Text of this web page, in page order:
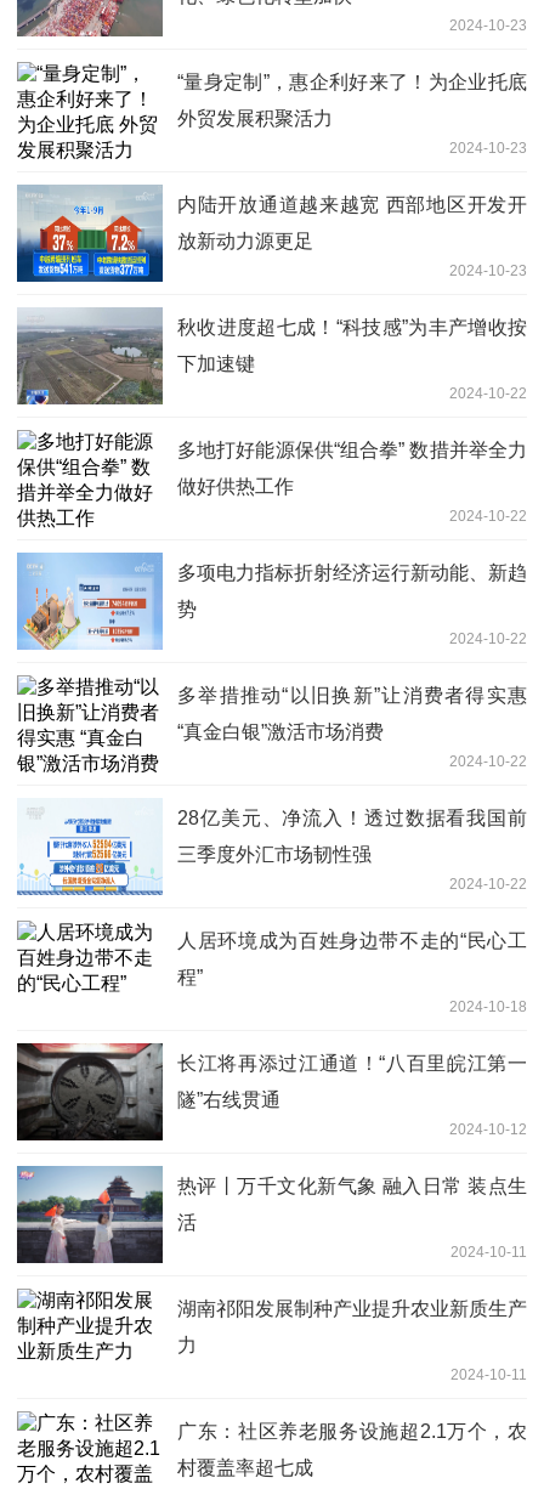
2024-10-23
“量身定制”，惠企利好来了！为企业托底
外贸发展积聚活力
2024-10-23
内陆开放通道越来越宽 西部地区开发开
放新动力源更足
2024-10-23
秋收进度超七成！“科技感”为丰产增收按
下加速键
2024-10-22
多地打好能源保供“组合拳” 数措并举全力
做好供热工作
2024-10-22
多项电力指标折射经济运行新动能、新趋
势
2024-10-22
多举措推动“以旧换新”让消费者得实惠
“真金白银”激活市场消费
2024-10-22
28亿美元、净流入！透过数据看我国前
三季度外汇市场韧性强
2024-10-22
人居环境成为百姓身边带不走的“民心工
程”
2024-10-18
长江将再添过江通道！“八百里皖江第一
隧”右线贯通
2024-10-12
热评丨万千文化新气象 融入日常 装点生
活
2024-10-11
湖南祁阳发展制种产业提升农业新质生产
力
2024-10-11
广东：社区养老服务设施超2.1万个，农
村覆盖率超七成